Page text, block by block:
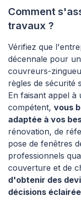
Comment
travaux ?
Vérifiez que
décennale pour
couvreurs-
règles de sécurité
En faisant appel
compétent, vous
adaptée à vos
rénovation, de
pose de fenêtres
professionnels
couverture et de
d'obtenir des
décisions